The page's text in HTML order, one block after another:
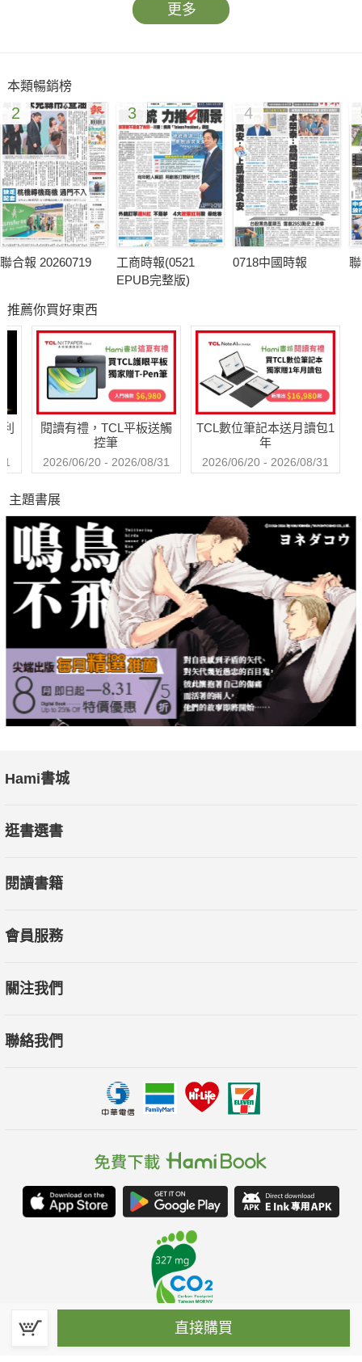
更多
本類暢銷榜
2
聯合報 20260719
3
工商時報(0521
EPUB完整版)
4
0718中國時報
推薦你買好東西
閱讀有禮，TCL平板送觸
控筆
2026/06/20 - 2026/08/31
TCL數位筆記本送月讀包1
年
2026/06/20 - 2026/08/31
直接購買
主題書展
Hami書城
逛書選書
閱讀書籍
會員服務
關注我們
聯絡我們